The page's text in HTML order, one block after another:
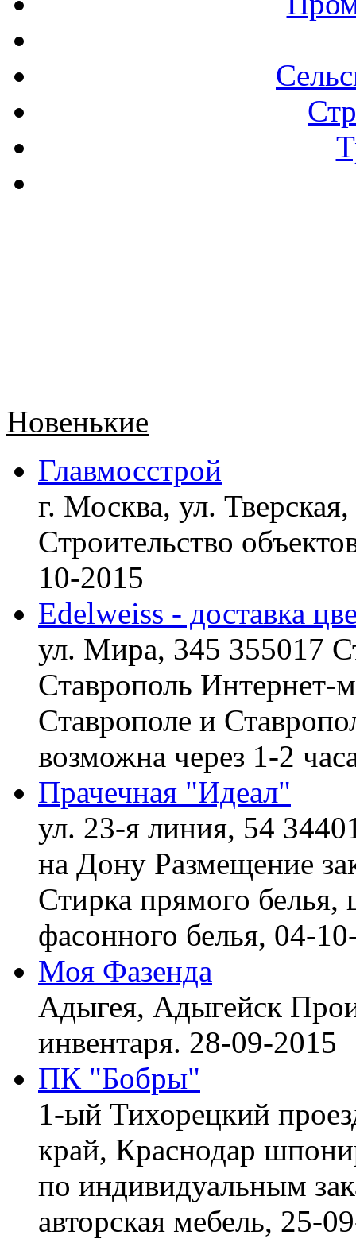
Новенькие
Главмосстрой
г. Москва, ул.
Строительство
10-2015
Edelweiss - доставка
ул. Мира, 345 355017
Ставрополь Интернет-
Ставрополе и
возможна через 1-2
Прачечная "Идеал"
ул. 23-я линия, 54
на Дону Размещение
Стирка прямого
фасонного белья, 04-
Моя Фазенда
Адыгея, Адыгейск
инвентаря. 28-09-2015
ПК "Бобры"
1-ый Тихорецкий
край, Краснодар
по индивидуальным
авторская мебель, 25-